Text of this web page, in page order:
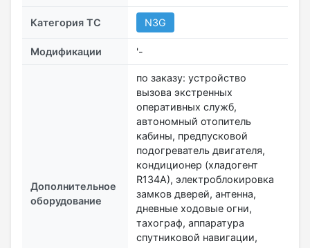
Категория ТС N3G
Модификации '-
Дополнительное
оборудование
по заказу: устройство
вызова экстренных
оперативных служб,
автономный отопитель
кабины, предпусковой
подогреватель двигателя,
кондиционер (хладогент
R134А), электроблокировка
замков дверей, антенна,
дневные ходовые огни,
тахограф, аппаратура
спутниковой навигации,